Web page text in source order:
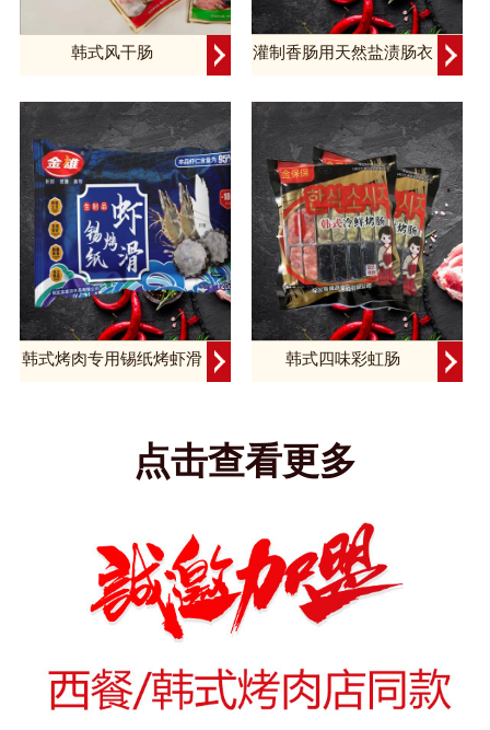
韩式风干肠 灌制香肠用天然盐渍肠衣
韩式烤肉专用锡纸烤虾滑 韩式四味彩虹肠
点击查看更多